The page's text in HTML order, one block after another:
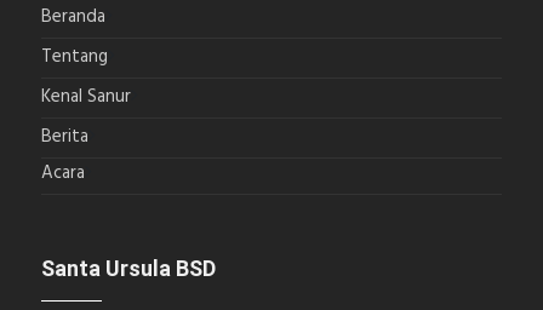
Beranda
Tentang
Kenal Sanur
Berita
Acara
Santa Ursula BSD